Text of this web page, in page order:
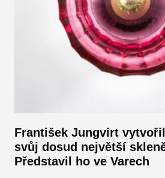
František Jungvirt
svůj dosud největší
Představil ho ve Varech